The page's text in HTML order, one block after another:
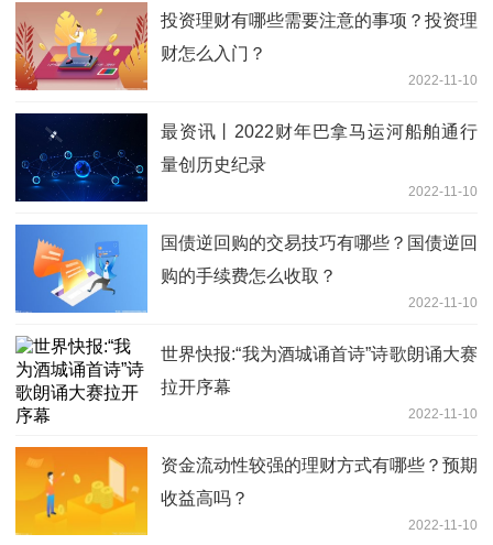
投资理财有哪些需要注意的事项？投资理
财怎么入门？
2022-11-10
最资讯丨2022财年巴拿马运河船舶通行
量创历史纪录
2022-11-10
国债逆回购的交易技巧有哪些？国债逆回
购的手续费怎么收取？
2022-11-10
世界快报:“我为酒城诵首诗”诗歌朗诵大赛
拉开序幕
2022-11-10
资金流动性较强的理财方式有哪些？预期
收益高吗？
2022-11-10